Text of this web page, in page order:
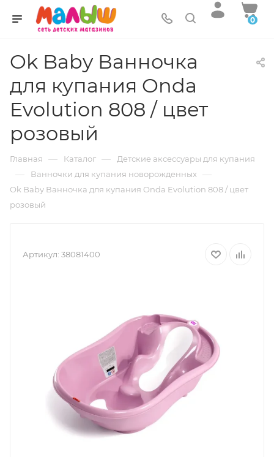
0
Ok Baby Ванночка
для купания Onda
Evolution 808 / цвет
розовый
Главная — Каталог — Детские аксессуары для купания
— Ванночки для купания новорожденных —
Ok Baby Ванночка для купания Onda Evolution 808 / цвет
розовый
Артикул: 38081400